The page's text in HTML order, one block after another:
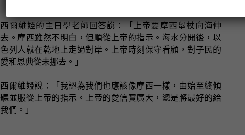
西爾維婭的主日學老師回答說：「上帝要摩西舉杖向海伸
去。摩西雖然不明白，但順從上帝的指示。海水分開後，以
色列人就在乾地上走過對岸。上帝時刻保守看顧，對子民的
愛和恩典從未挪去。」
西爾維婭說：「我認為我們也應該像摩西一樣，由始至終傾
聽並服從上帝的指示。上帝的愛信實廣大，總是將最好的給
我們。」